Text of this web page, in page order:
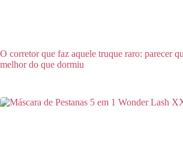
O corretor que faz aquele truque raro: parecer
melhor do que dormiu